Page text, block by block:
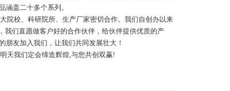
涵盖二十多个系列。
校、科研院所、生产厂家密切合作。我们自创办以来
们直愿做客户好的合作伙伴，给伙伴提供优质的产
朋友加入我们，让我们共同发展壮大！
天我们定会缔造辉煌,与您共创双赢!